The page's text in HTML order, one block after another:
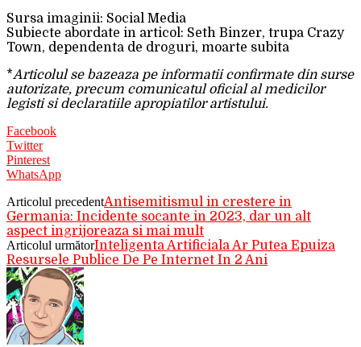
Sursa imaginii: Social Media
Subiecte abordate in articol: Seth Binzer, trupa Crazy
Town, dependenta de droguri, moarte subita
*Articolul se bazeaza pe informatii confirmate din surse
autorizate, precum comunicatul oficial al medicilor
legisti si declaratiile apropiatilor artistului.
Facebook
Twitter
Pinterest
WhatsApp
Articolul precedentAntisemitismul in crestere in
Germania: Incidente socante in 2023, dar un alt
aspect ingrijoreaza si mai mult
Articolul următorInteligenta Artificiala Ar Putea Epuiza
Resursele Publice De Pe Internet In 2 Ani